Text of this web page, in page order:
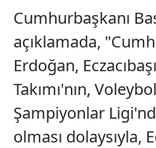
Cumhurbaşkanı
açıklamada,
Erdoğan,
Takımı'nın,
Şampiyonlar
olması dolaysıyla,